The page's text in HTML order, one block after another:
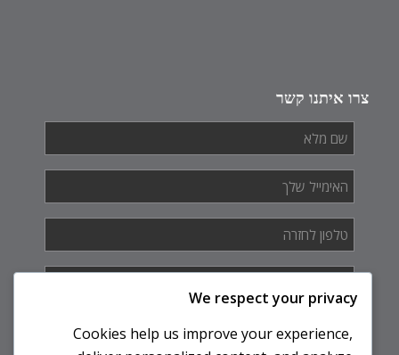
צרו איתנו קשר
שם
מלא *
האימייל
שלך *
טלפון
לחזרה *
איך
יכולים
לך?
We respect your privacy
Cookies help us improve your experience,